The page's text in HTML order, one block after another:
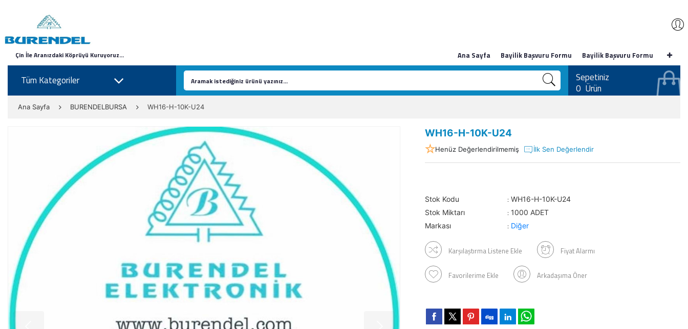
Çin İle Aranızdaki Köprüyü Kuruyoruz... Ana Sayfa Bayilik Başvuru Formu Bayilik Başvuru Formu
Tüm Kategoriler
Sepetiniz
0 Ürün
Ana Sayfa BURENDELBURSA WH16-H-10K-U24
WH16-H-10K-U24
Henüz Değerlendirilmemiş İlk Sen Değerlendir
Stok Kodu : WH16-H-10K-U24
Stok Miktarı
: 1000 ADET
Markası
: Diğer
Karşılaştırma Listene Ekle Fiyat Alarmı
Favorilerime Ekle Arkadaşıma Öner